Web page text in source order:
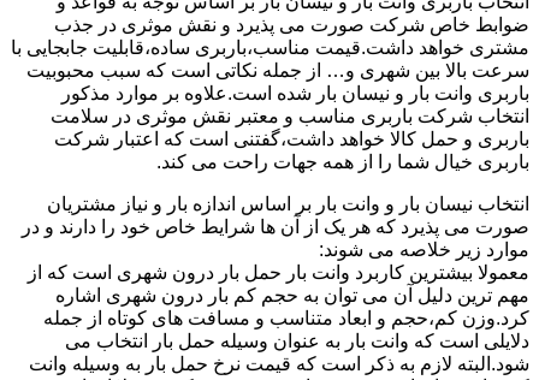
ضوابط خاص شرکت صورت می پذیرد و نقش موثری در جذب
مشتری خواهد داشت.قیمت مناسب،باربری ساده،قابلیت جابجایی با
سرعت بالا بین شهری و… از جمله نکاتی است که سبب محبوبیت
باربری وانت بار و نیسان بار شده است.علاوه بر موارد مذکور
انتخاب شرکت باربری مناسب و معتبر نقش موثری در سلامت
باربری و حمل کالا خواهد داشت،گفتنی است که اعتبار شرکت
باربری خیال شما را از همه جهات راحت می کند.
انتخاب نیسان بار و وانت بار بر اساس اندازه بار و نیاز مشتریان
صورت می پذیرد که هر یک از آن ها شرایط خاص خود را دارند و در
موارد زیر خلاصه می شوند:
معمولا بیشترین کاربرد وانت بار حمل بار درون شهری است که از
مهم ترین دلیل آن می توان به حجم کم بار درون شهری اشاره
کرد.وزن کم،حجم و ابعاد متناسب و مسافت های کوتاه از جمله
دلایلی است که وانت بار به عنوان وسیله حمل بار انتخاب می
شود.البته لازم به ذکر است که قیمت نرخ حمل بار به وسیله وانت